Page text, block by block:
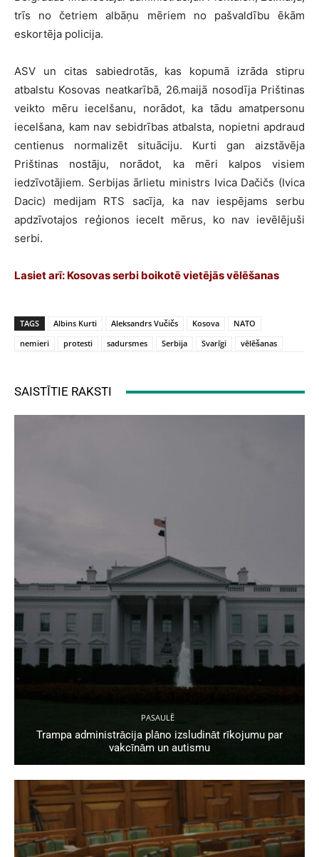
trīs no četriem albāņu mēriem no pašvaldību ēkām
eskortēja policija.
ASV un citas sabiedrotās, kas kopumā izrāda stipru
atbalstu Kosovas neatkarībā, 26.maijā nosodīja Prištinas
veikto mēru iecelšanu, norādot, ka tādu amatpersonu
iecelšana, kam nav sebidrības atbalsta, nopietni apdraud
centienus normalizēt situāciju. Kurti gan aizstāvēja
Prištinas nostāju, norādot, ka mēri kalpos visiem
iedzīvotājiem. Serbijas ārlietu ministrs Ivica Dačičs (Ivica
Dacic) medijam RTS sacīja, ka nav iespējams serbu
apdzīvotajos reģionos iecelt mērus, ko nav ievēlējuši
serbi.
Lasiet arī: Kosovas serbi boikotē vietējās vēlēšanas
TAGS Albins Kurti Aleksandrs Vučičs Kosova
NATO
nemieri
protesti sadursmes Serbija Svarīgi vēlēšanas
SAISTĪTIE RAKSTI
PASAULĒ
Trampa administrācija plāno izsludināt rīkojumu par
vakcīnām un autismu